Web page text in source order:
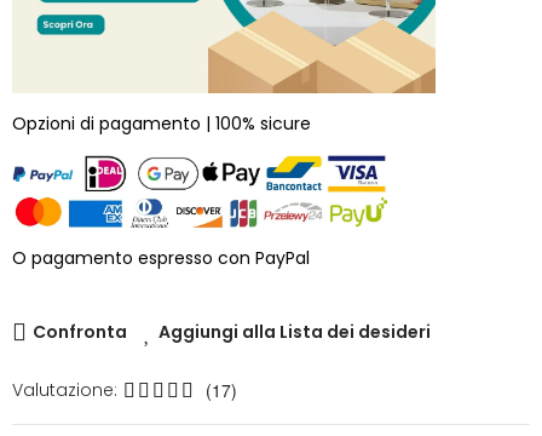
Opzioni di pagamento | 100% sicure
O pagamento espresso con PayPal
Confronta Aggiungi alla Lista dei desideri
Valutazione: (17)